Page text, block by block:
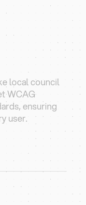
local council
WCAG
ensuring
user.